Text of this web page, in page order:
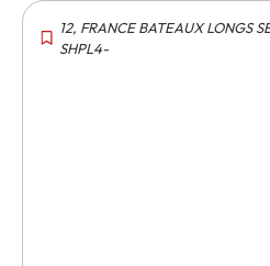
12, FRANCE BATEAUX LONGS
SHPL4-